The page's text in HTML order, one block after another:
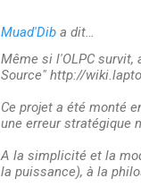
Muad'Dib a dit…
Même si l'OLPC survit,
Source" http://
Ce projet a été monté
une erreur stratégique
A la simplicité et la
la puissance), à la